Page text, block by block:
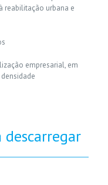
reabilitação urbana e
empresarial, em